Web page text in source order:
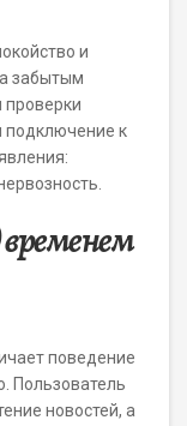
и
забытым
проверки
подключение к
поведение
Пользователь
новостей, а